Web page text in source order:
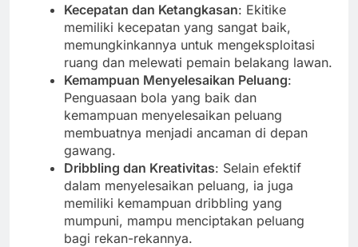
Kecepatan dan Ketangkasan: Ekitike
memiliki kecepatan yang sangat baik,
memungkinkannya untuk mengeksploitasi
ruang dan melewati pemain belakang lawan.
Kemampuan Menyelesaikan Peluang:
Penguasaan bola yang baik dan
kemampuan menyelesaikan peluang
membuatnya menjadi ancaman di depan
gawang.
Dribbling dan Kreativitas: Selain efektif
dalam menyelesaikan peluang, ia juga
memiliki kemampuan dribbling yang
mumpuni, mampu menciptakan peluang
bagi rekan-rekannya.